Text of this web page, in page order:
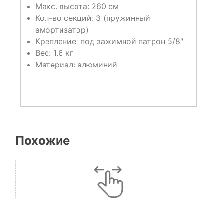
Макс. высота: 260 см
Кол-во секций: 3 (пружинный
амортизатор)
Крепление: под зажимной патрон 5/8″
Вес: 1.6 кг
Материал: алюминий
Похожие